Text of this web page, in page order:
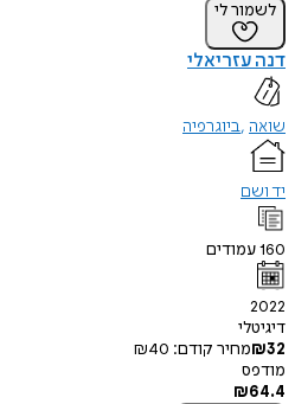
לשמור לי
דנה עזריאלי
שואה ביוגרפיה
יד ושם
160עמודים
2022
דיגיטלי
₪32 מחיר קודם: ₪40
מודפס
₪64.4